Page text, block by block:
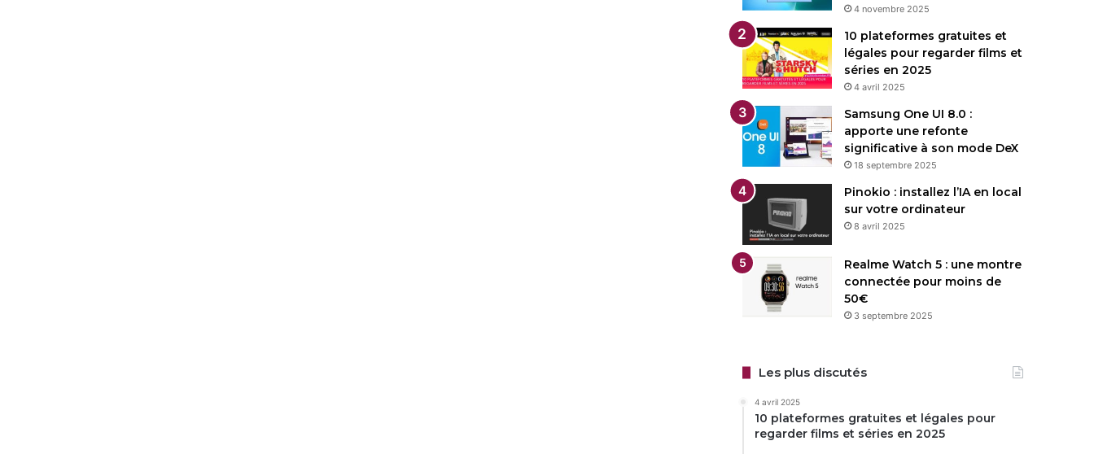
4 novembre 2025
10 plateformes gratuites et
légales pour regarder films et
séries en 2025
4 avril 2025
Samsung One UI 8.0 :
apporte une refonte
significative à son mode DeX
18 septembre 2025
Pinokio : installez l’IA en local
sur votre ordinateur
8 avril 2025
Realme Watch 5 : une montre
connectée pour moins de
50€
3 septembre 2025
Les plus discutés
4 avril 2025
10 plateformes gratuites et légales pour
regarder films et séries en 2025